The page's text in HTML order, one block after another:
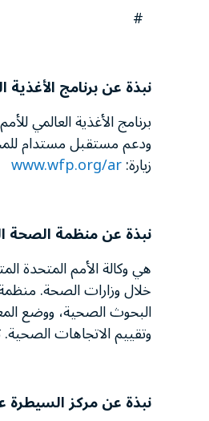
#
نبذة عن برنامج الأغذية
برنامج الأغذية العالمي
ودعم مستقبل مستدام
زيارة:www.wfp.org/ar
نبذة عنمنظمة الصحة
هي وكالة الأمم المتحدة
خلال وزارات الصحة.
البحوث الصحية، ووضع
وتقييم الاتجاهات
نبذة عنمركز السيطرة